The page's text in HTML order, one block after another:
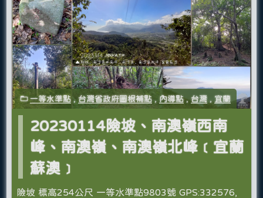
一等水準點 ,台灣省政府圖根補點, 內導點,台灣 , 宜蘭
20230114險坡、南澳嶺西南
峰、南澳嶺、南澳嶺北峰﹝宜蘭
蘇澳﹞
險坡 標高254公尺 一等水準點9803號 GPS:332576,